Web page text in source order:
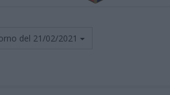
del 21/02/2021